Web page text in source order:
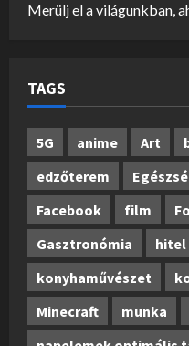
Merülj el a világunkban,
TAGS
5G anime Art
edzőterem
Facebook
film
Gasztronómia
hitel
konyhaművészet
Minecraft
munka